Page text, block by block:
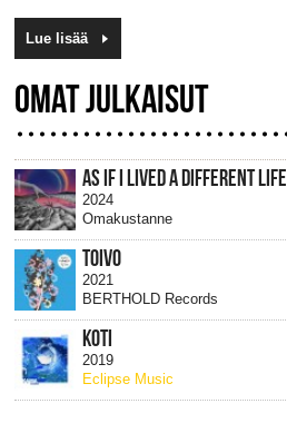
Lue lisää
OMAT JULKAISUT
AS IF I LIVED A DIFFERENT LIFE
2024
Omakustanne
TOIVO
2021
BERTHOLD Records
KOTI
2019
Eclipse Music